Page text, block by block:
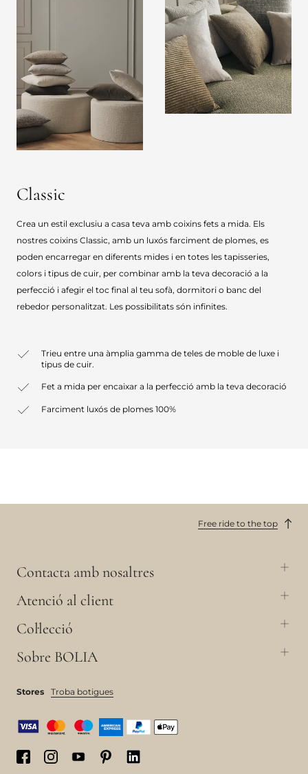
Classic
Crea un estil exclusiu a casa teva amb coixins fets a mida. Els
nostres coixins Classic, amb un luxós farciment de plomes, es
poden encarregar en diferents mides i en totes les tapisseries,
colors i tipus de cuir, per combinar amb la teva decoració a la
perfecció i afegir el toc final al teu sofà, dormitori o banc del
rebedor personalitzat. Les possibilitats són infinites.
Trieu entre una àmplia gamma de teles de moble de luxe i
tipus de cuir.
Fet a mida per encaixar a la perfecció amb la teva decoració
Farciment luxós de plomes 100%
Free ride to the top
Contacta amb nosaltres
Atenció al client
Col·lecció
Sobre BOLIA
Stores Troba botigues